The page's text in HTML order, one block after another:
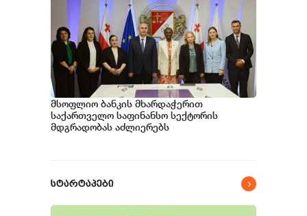
მსოფლიო ბანკის მხარდაჭერით
საქართველო საფინანსო სექტორის
მდგრადობას აძლიერებს
სტარტაპები